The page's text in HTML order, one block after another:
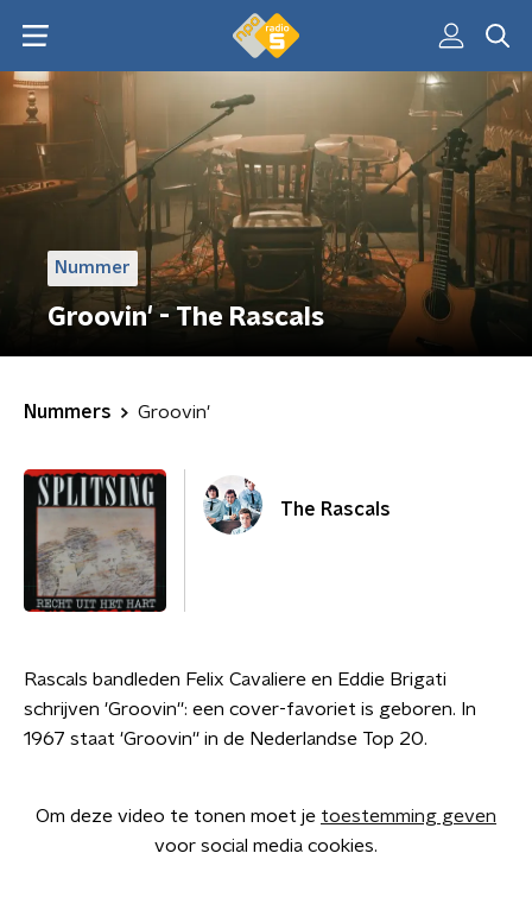
Nummer
Groovin' - The Rascals
Nummers Groovin'
The Rascals
Rascals bandleden Felix Cavaliere en Eddie Brigati
schrijven 'Groovin'': een cover-favoriet is geboren. In
1967 staat 'Groovin'' in de Nederlandse Top 20.
Om deze video te tonen moet je toestemming geven
voor social media cookies.